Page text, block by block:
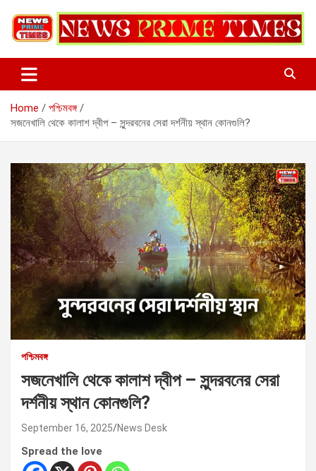
content
Home
পশ্চিমবঙ্গ
সজনেখালি থেকে কালাশ দ্বীপ – সুন্দরবনের সেরা দর্শনীয় স্থান কোনগুলি?
পশ্চিমবঙ্গ
সজনেখালি থেকে কালাশ দ্বীপ – সুন্দরবনের সেরা
দর্শনীয় স্থান কোনগুলি?
September 16, 2025 News Desk
Spread the love